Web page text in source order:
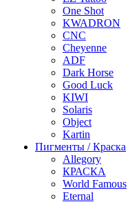
One Shot
KWADRON
CNC
Cheyenne
ADF
Dark Horse
Good Luck
KIWI
Solaris
Object
Kartin
Пигменты / Краска
Allegory
КРАСКА
World Famous
Eternal